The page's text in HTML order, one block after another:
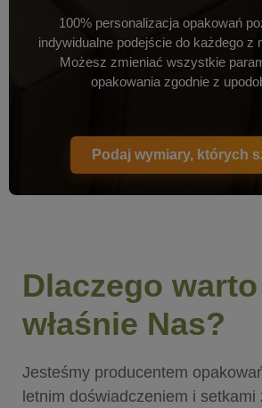
100% personalizacja opakowań
indywidualne podejście do każdego z
Możesz zmieniać wszystkie
opakowania zgodnie z
Podaj wymiary, których
Dlaczego
właśnie Nas?
Jesteśmy producentem
letnim doświadczeniem i setkami